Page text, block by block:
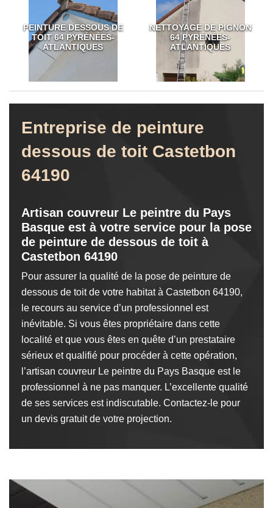
PEINTURE DESSOUS DE
TOIT 64 PYRÉNÉES-
ATLANTIQUES
NETTOYAGE DE PIGNON
64 PYRÉNÉES-
ATLANTIQUES
Entreprise de peinture
dessous de toit Castetbon
64190
Artisan couvreur Le peintre du Pays
Basque est à votre service pour la pose
de peinture de dessous de toit à
Castetbon 64190
Pour assurer la qualité de la pose de peinture de
dessous de toit de votre habitat à Castetbon 64190,
le recours au service d’un professionnel est
inévitable. Si vous êtes propriétaire dans cette
localité et que vous êtes en quête d’un prestataire
sérieux et qualifié pour procéder à cette opération,
l’artisan couvreur Le peintre du Pays Basque est le
professionnel à ne pas manquer. L’excellente qualité
de ses services est indiscutable. Contactez-le pour
un devis gratuit de votre projection.